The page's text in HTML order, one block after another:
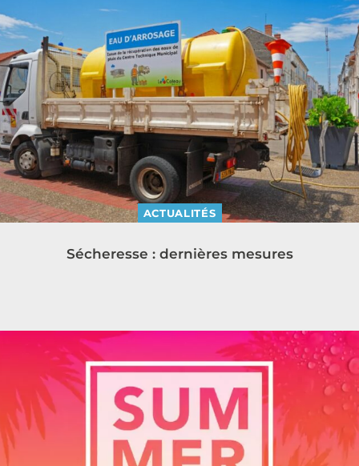
ACTUALITÉS
Sécheresse : dernières mesures